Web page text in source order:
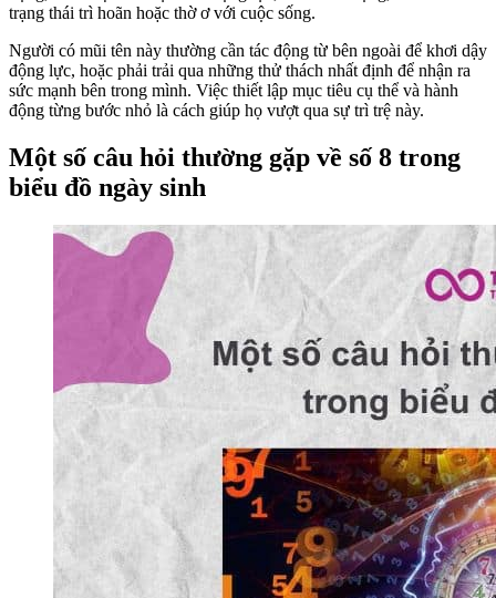
trạng thái trì hoãn hoặc thờ ơ với cuộc sống.
Người có mũi tên này thường cần tác động từ bên ngoài để khơi dậy
động lực, hoặc phải trải qua những thử thách nhất định để nhận ra
sức mạnh bên trong mình. Việc thiết lập mục tiêu cụ thể và hành
động từng bước nhỏ là cách giúp họ vượt qua sự trì trệ này.
Một số câu hỏi thường gặp về số 8 trong
biểu đồ ngày sinh